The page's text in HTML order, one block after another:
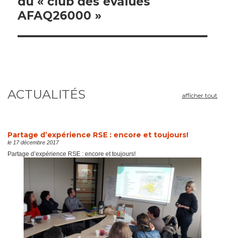
AFAQ26000 »
ACTUALITÉS afficher tout
Partage d’expérience RSE : encore et toujours!
le 17 décembre 2017
Partage d’expérience RSE : encore et toujours!